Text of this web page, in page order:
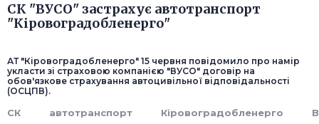
СК "ВУСО" застрахує автотранспорт
"Кіровоградобленерго"
АТ "Кіровоградобленерго" 15 червня повідомило про намір
укласти зі страховою компанією "ВУСО" договір на
обов'язкове страхування автоцивільної відповідальності
(ОСЦПВ).
СК автотранспорт Кіровоградобленерго